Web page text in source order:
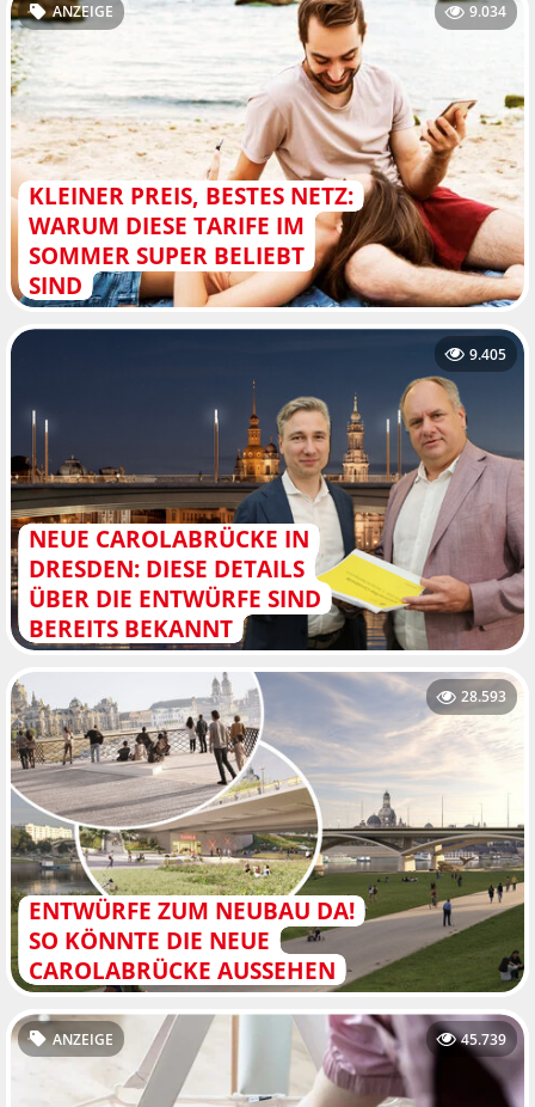
KLEINER PREIS, BESTES NETZ:
WARUM DIESE TARIFE IM
SOMMER SUPER BELIEBT
SIND
ANZEIGE 9.034
NEUE CAROLABRÜCKE IN
DRESDEN: DIESE DETAILS
ÜBER DIE ENTWÜRFE SIND
BEREITS BEKANNT
9.405
ENTWÜRFE ZUM NEUBAU DA!
SO KÖNNTE DIE NEUE
CAROLABRÜCKE AUSSEHEN
28.593
ANZEIGE 45.739